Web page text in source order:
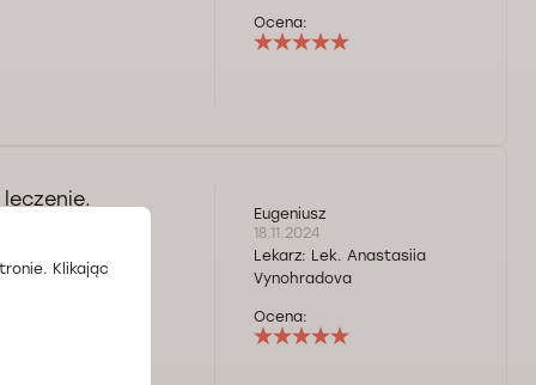
Ocena:
Eugeniusz
18.11.2024
Lekarz: Lek. Anastasiia
Vynohradova
Ocena:
Klikając